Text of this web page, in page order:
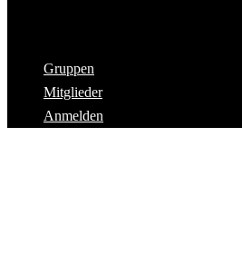
Gruppen
Mitglieder
Anmelden